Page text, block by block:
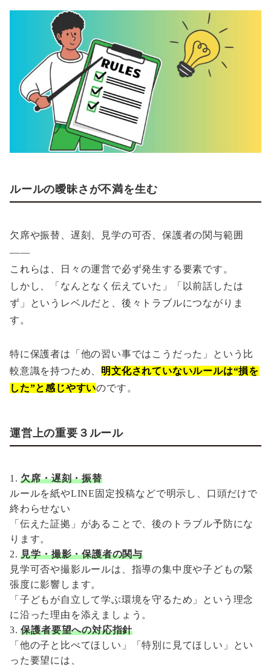
ルールの曖昧さが不満を生む
欠席や振替、遅刻、見学の可否、保護者の関与範囲
——
これらは、日々の運営で必ず発生する要素です。
しかし、「なんとなく伝えていた」「以前話したは
ず」というレベルだと、後々トラブルにつながりま
す。
特に保護者は「他の習い事ではこうだった」という比
較意識を持つため、 明文化されていないルールは“損を
した”と感じやすいのです。
運営上の重要３ルール
欠席・遅刻・振替
ルールを紙やLINE固定投稿などで明示し、口頭だけで
終わらせない
「伝えた証拠」があることで、後のトラブル予防にな
ります。
見学・撮影・保護者の関与
見学可否や撮影ルールは、指導の集中度や子どもの緊
張度に影響します。
「子どもが自立して学ぶ環境を守るため」という理念
に沿った理由を添えましょう。
保護者要望への対応指針
「他の子と比べてほしい」「特別に見てほしい」とい
った要望には、